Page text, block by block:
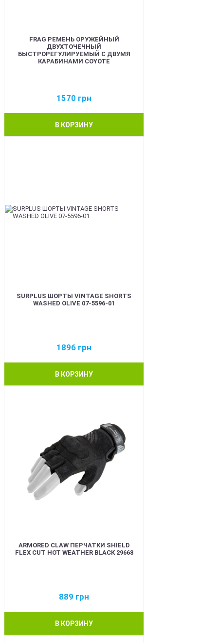
FRAG РЕМЕНЬ ОРУЖЕЙНЫЙ
ДВУХТОЧЕЧНЫЙ
БЫСТРОРЕГУЛИРУЕМЫЙ С ДВУМЯ
КАРАБИНАМИ COYOTE
1570 грн
В КОРЗИНУ
SURPLUS ШОРТЫ VINTAGE SHORTS
WASHED OLIVE 07-5596-01
1896 грн
В КОРЗИНУ
ARMORED CLAW ПЕРЧАТКИ SHIELD
FLEX CUT HOT WEATHER BLACK 29668
889 грн
В КОРЗИНУ